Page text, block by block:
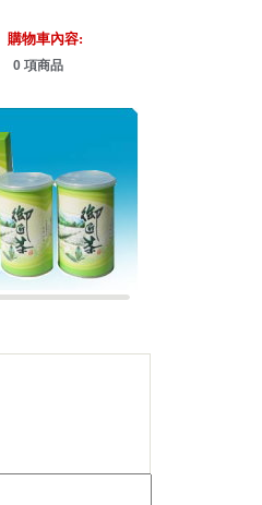
購物車內容:
0 項商品